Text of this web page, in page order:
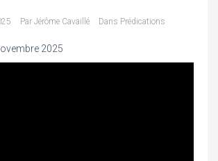
Par Jérôme Cavaillé Dans Prédications
2025